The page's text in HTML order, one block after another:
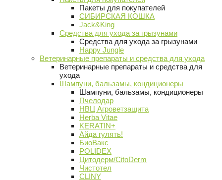
Пакеты для покупателей
СИБИРСКАЯ КОШКА
Jack&King
Средства для ухода за грызунами
Средства для ухода за грызунами
Happy Jungle
Ветеринарные препараты и средства для ухода
Ветеринарные препараты и средства для
ухода
Шампуни, бальзамы, кондиционеры
Шампуни, бальзамы, кондиционеры
Пчелодар
НВЦ Агроветзащита
Herba Vitae
KERATIN+
Айда гулять!
БиоВакс
POLIDEX
Цитодерм/CitoDerm
Чистотел
CLINY